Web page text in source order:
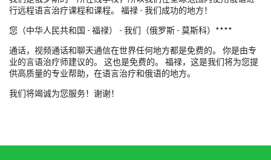
行远程语言治疗课程和课程。 福禄 - 我们成功的地方！
您（中华人民共和国 - 福禄） - 我们（俄罗斯 - 莫斯科）****
通话，视频通话和聊天通信在世界任何地方都是免费的。 你是由专
业的言语治疗师建议的。 这也是免费的。 福禄，这是我们将为您提
供高质量的专业帮助，在语言治疗和俄语的地方。
我们将竭诚为您服务！谢谢！